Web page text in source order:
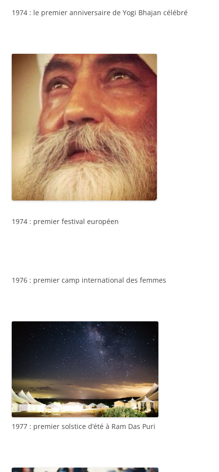
1974 : le premier anniversaire de Yogi Bhajan célébré
1974 : premier festival européen
1976 : premier camp international des femmes
1977 : premier solstice d’été à Ram Das Puri